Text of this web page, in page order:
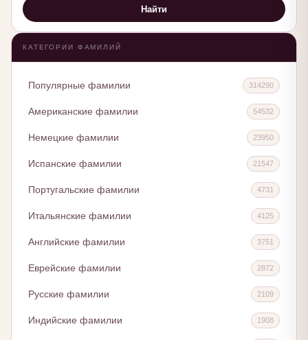
Найти
КАТЕГОРИИ ФАМИЛИЙ
Популярные фамилии 314290
Американские фамилии 54532
Немецкие фамилии 23950
Испанские фамилии 21547
Португальские фамилии 4731
Итальянские фамилии 4125
Английские фамилии 3751
Еврейские фамилии 2872
Русские фамилии 2109
Индийские фамилии 1908